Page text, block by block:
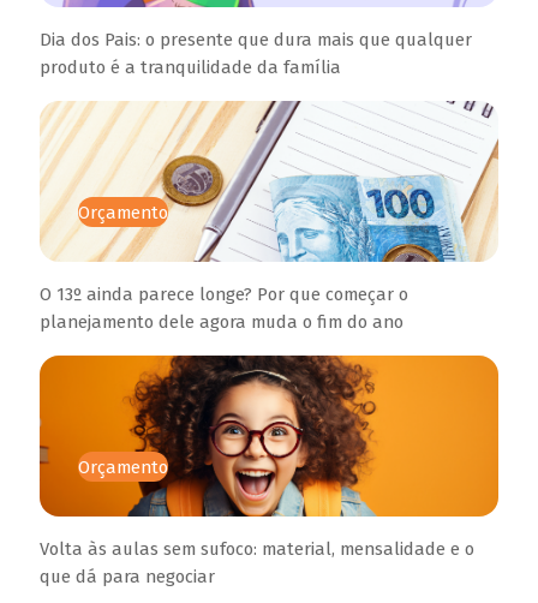
Dia dos Pais: o presente que dura mais que qualquer
produto é a tranquilidade da família
Orçamento
O 13º ainda parece longe? Por que começar o
planejamento dele agora muda o fim do ano
Orçamento
Volta às aulas sem sufoco: material, mensalidade e o
que dá para negociar